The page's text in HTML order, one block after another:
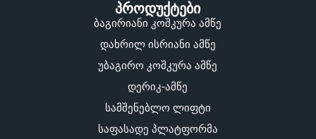
პროდუქტები
ბაგირიანი კოშკურა ამწე
დახრილ ისრიანი ამწე
უბაგირო კოშკურა ამწე
დერიკ-ამწე
სამშენებლო ლიფტი
საფასადე პლატფორმა